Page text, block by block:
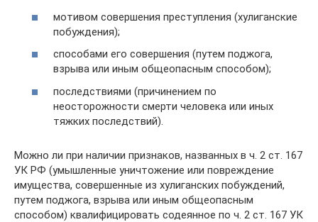
мотивом совершения преступления (хулиганские
побуждения);
способами его совершения (путем поджога,
взрыва или иным общеопасным способом);
последствиями (причинением по
неосторожности смерти человека или иных
тяжких последствий).
Можно ли при наличии признаков, названных в ч. 2 ст. 167
УК РФ (умышленные уничтожение или повреждение
имущества, совершенные из хулиганских побуждений,
путем поджога, взрыва или иным общеопасным
способом) квалифицировать содеянное по ч. 2 ст. 167 УК